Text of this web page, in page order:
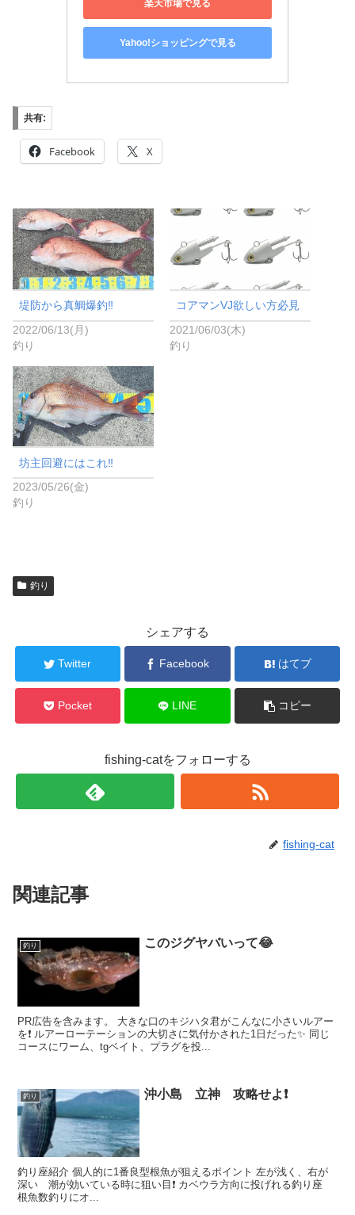
楽天市場で見る
Yahoo!ショッピングで見る
共有:
Facebook X
堤防から真鯛爆釣‼️
2022/06/13(月)
釣り
コアマンVJ欲しい方必見
2021/06/03(木)
釣り
坊主回避にはこれ‼️
2023/05/26(金)
釣り
釣り
シェアする
Twitter Facebook はてブ
Pocket LINE コピー
fishing-catをフォローする
fishing-cat
関連記事
釣り このジグヤバいって😂
PR広告を含みます。 大きな口のキジハタ君がこんなに小さいルアー
を❗️ ルアーローテーションの大切さに気付かされた1日だった✨ 同じ
コースにワーム、tgベイト、プラグを投...
釣り 沖小島 立神 攻略せよ❗️
釣り座紹介 個人的に1番良型根魚が狙えるポイント 左が浅く、右が
深い 潮が効いている時に狙い目❗️ カベウラ方向に投げれる釣り座
根魚数釣りにオ...